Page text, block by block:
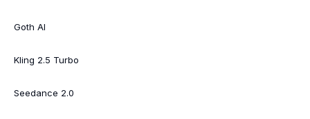
Goth AI
Kling 2.5 Turbo
Seedance 2.0